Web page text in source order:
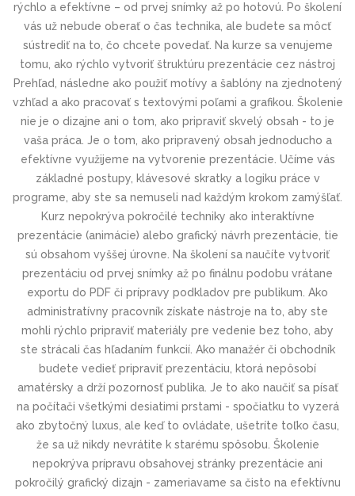
rýchlo a efektívne – od prvej snímky až po hotovú. Po školení
vás už nebude oberať o čas technika, ale budete sa môcť
sústrediť na to, čo chcete povedať. Na kurze sa venujeme
tomu, ako rýchlo vytvoriť štruktúru prezentácie cez nástroj
Prehľad, následne ako použiť motívy a šablóny na zjednotený
vzhľad a ako pracovať s textovými poľami a grafikou. Školenie
nie je o dizajne ani o tom, ako pripraviť skvelý obsah - to je
vaša práca. Je o tom, ako pripravený obsah jednoducho a
efektívne využijeme na vytvorenie prezentácie. Učíme vás
základné postupy, klávesové skratky a logiku práce v
programe, aby ste sa nemuseli nad každým krokom zamýšľať.
Kurz nepokrýva pokročilé techniky ako interaktívne
prezentácie (animácie) alebo grafický návrh prezentácie, tie
sú obsahom vyššej úrovne. Na školení sa naučíte vytvoriť
prezentáciu od prvej snímky až po finálnu podobu vrátane
exportu do PDF či prípravy podkladov pre publikum. Ako
administratívny pracovník získate nástroje na to, aby ste
mohli rýchlo pripraviť materiály pre vedenie bez toho, aby
ste strácali čas hľadaním funkcií. Ako manažér či obchodník
budete vedieť pripraviť prezentáciu, ktorá nepôsobí
amatérsky a drží pozornosť publika. Je to ako naučiť sa písať
na počítači všetkými desiatimi prstami - spočiatku to vyzerá
ako zbytočný luxus, ale keď to ovládate, ušetríte toľko času,
že sa už nikdy nevrátite k starému spôsobu. Školenie
nepokrýva prípravu obsahovej stránky prezentácie ani
pokročilý grafický dizajn - zameriavame sa čisto na efektívnu